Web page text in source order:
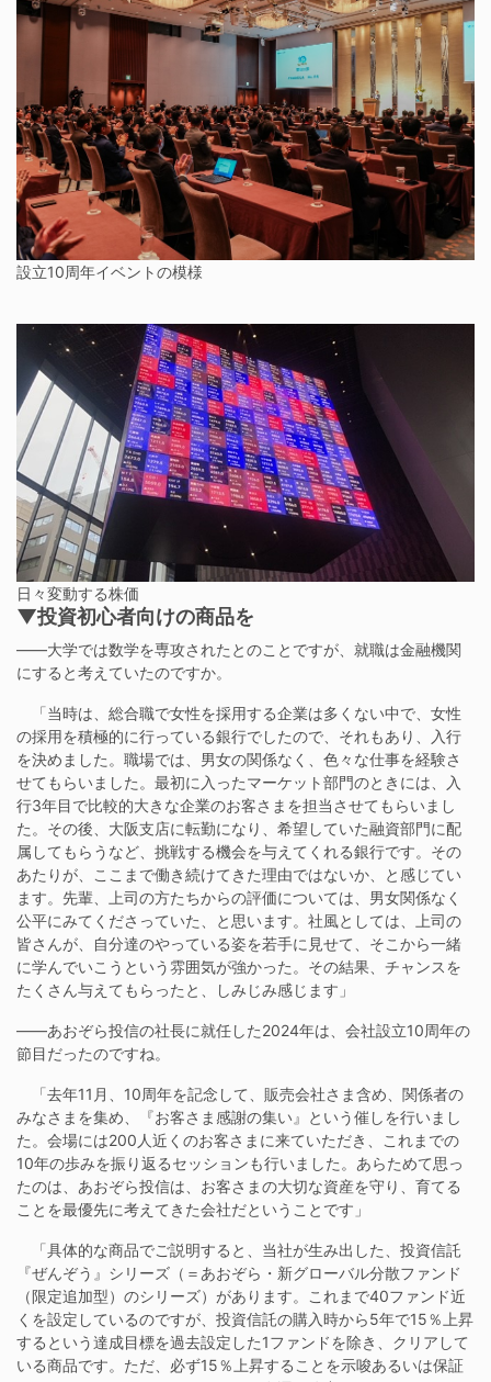
設立10周年イベントの模様
日々変動する株価
▼投資初心者向けの商品を
——大学では数学を専攻されたとのことですが、就職は金融機関
にすると考えていたのですか。
「当時は、総合職で女性を採用する企業は多くない中で、女性
の採用を積極的に行っている銀行でしたので、それもあり、入行
を決めました。職場では、男女の関係なく、色々な仕事を経験さ
せてもらいました。最初に入ったマーケット部門のときには、入
行3年目で比較的大きな企業のお客さまを担当させてもらいまし
た。その後、大阪支店に転勤になり、希望していた融資部門に配
属してもらうなど、挑戦する機会を与えてくれる銀行です。その
あたりが、ここまで働き続けてきた理由ではないか、と感じてい
ます。先輩、上司の方たちからの評価については、男女関係なく
公平にみてくださっていた、と思います。社風としては、上司の
皆さんが、自分達のやっている姿を若手に見せて、そこから一緒
に学んでいこうという雰囲気が強かった。その結果、チャンスを
たくさん与えてもらったと、しみじみ感じます」
——あおぞら投信の社長に就任した2024年は、会社設立10周年の
節目だったのですね。
「去年11月、10周年を記念して、販売会社さま含め、関係者の
みなさまを集め、『お客さま感謝の集い』という催しを行いまし
た。会場には200人近くのお客さまに来ていただき、これまでの
10年の歩みを振り返るセッションも行いました。あらためて思っ
たのは、あおぞら投信は、お客さまの大切な資産を守り、育てる
ことを最優先に考えてきた会社だということです」
「具体的な商品でご説明すると、当社が生み出した、投資信託
『ぜんぞう』シリーズ（＝あおぞら・新グローバル分散ファンド
（限定追加型）のシリーズ）があります。これまで40ファンド近
くを設定しているのですが、投資信託の購入時から5年で15％上昇
するという達成目標を過去設定した1ファンドを除き、クリアして
いる商品です。ただ、必ず15％上昇することを示唆あるいは保証